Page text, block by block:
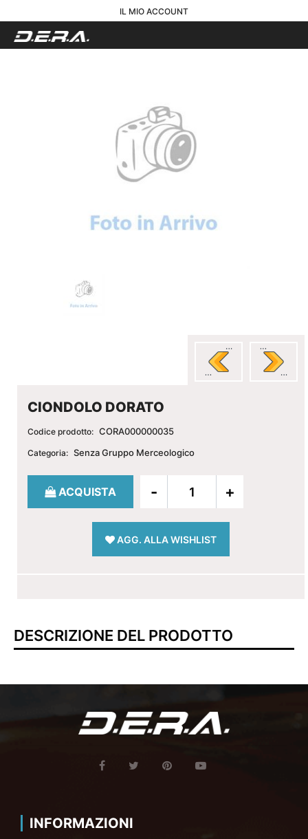
IL MIO ACCOUNT
CIONDOLO DORATO
Codice prodotto: CORA000000035
Categoria: Senza Gruppo Merceologico
Quantità
ACQUISTA
AGG. ALLA WISHLIST
DESCRIZIONE DEL PRODOTTO
INFORMAZIONI